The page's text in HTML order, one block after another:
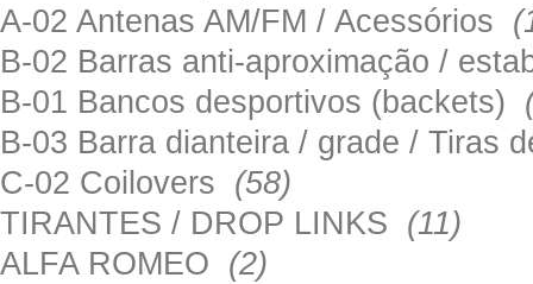
A-02 Antenas AM/FM / Acessórios
B-02 Barras anti-aproximação /
B-01 Bancos desportivos (backets)
B-03 Barra dianteira / grade / Tiras
C-02 Coilovers (58)
TIRANTES / DROP LINKS (11)
ALFA ROMEO (2)